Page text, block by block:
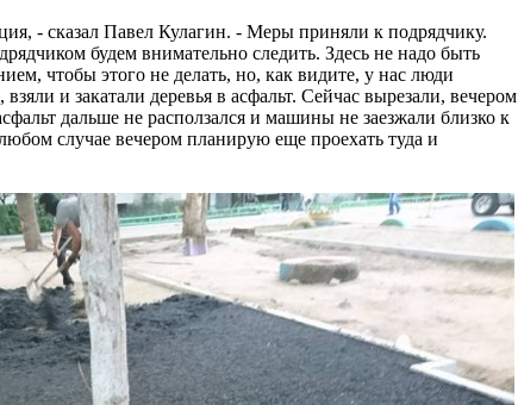
- сказал Павел Кулагин. - Меры приняли к подрядчику.
будем внимательно следить. Здесь не надо быть
чтобы этого не делать, но, как видите, у нас люди
и закатали деревья в асфальт. Сейчас вырезали, вечером
дальше не расползался и машины не заезжали близко к
случае вечером планирую еще проехать туда и